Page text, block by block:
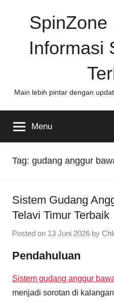
SpinZone
Informasi
Main lebih pintar dengan
Menu
Tag: gudang anggur
Sistem Gudang
Telavi Timur Terbaik
Posted on 13 Juni 2026 by
Pendahuluan
Sistem gudang anggur
menjadi sorotan di